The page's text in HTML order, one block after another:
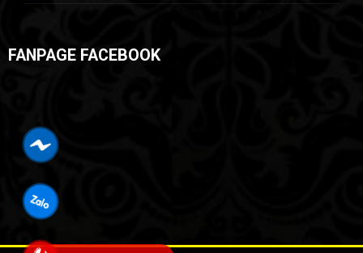
FANPAGE FACEBOOK